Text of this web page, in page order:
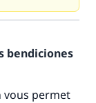
bendiciones
vous permet